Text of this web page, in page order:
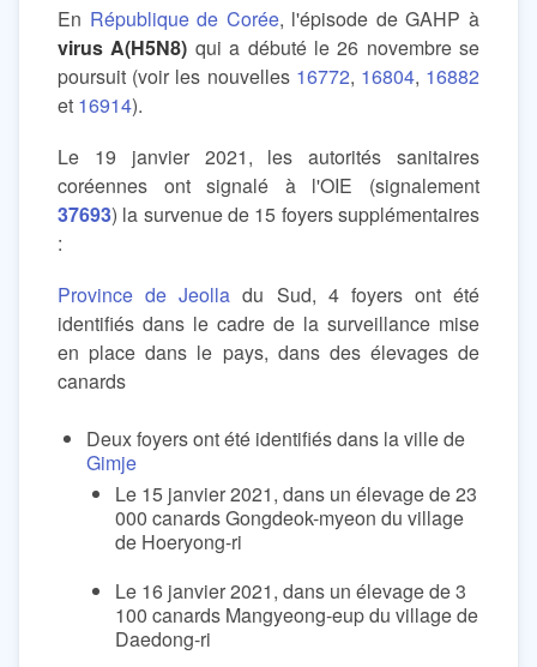
En République de Corée, l'épisode de GAHP à
virus A(H5N8) qui a débuté le 26 novembre se
poursuit (voir les nouvelles 16772, 16804, 16882
et 16914).
Le 19 janvier 2021, les autorités sanitaires
coréennes ont signalé à l'OIE (signalement
37693) la survenue de 15 foyers supplémentaires
:
Province de Jeolla du Sud, 4 foyers ont été
identifiés dans le cadre de la surveillance mise
en place dans le pays, dans des élevages de
canards
Deux foyers ont été identifiés dans la ville de
Gimje
Le 15 janvier 2021, dans un élevage de 23
000 canards Gongdeok-myeon du village
de Hoeryong-ri
Le 16 janvier 2021, dans un élevage de 3
100 canards Mangyeong-eup du village de
Daedong-ri